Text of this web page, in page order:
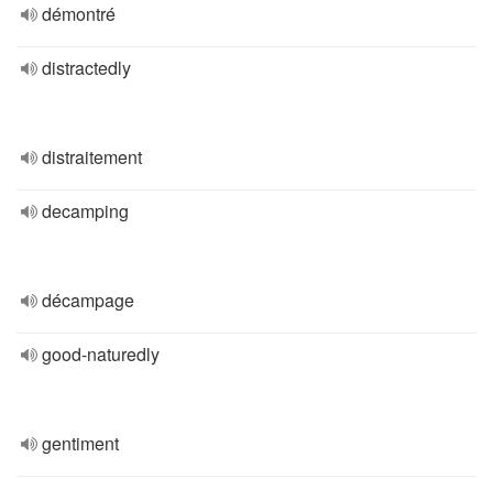
démontré
distractedly
distraitement
decamping
décampage
good-naturedly
gentiment